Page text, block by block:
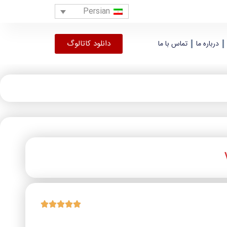
Persian
درباره ما تماس با ما دانلود کاتالوگ